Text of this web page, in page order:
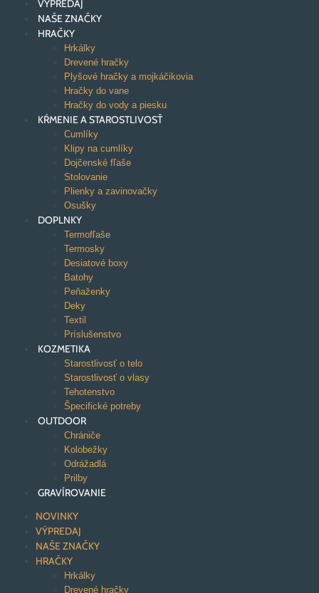
VÝPREDAJ
NAŠE ZNAČKY
HRAČKY
Hrkálky
Drevené hračky
Plyšové hračky a mojkáčikovia
Hračky do vane
Hračky do vody a piesku
KŔMENIE A STAROSTLIVOSŤ
Cumlíky
Klipy na cumlíky
Dojčenské fľaše
Stolovanie
Plienky a zavinovačky
Osušky
DOPLNKY
Termofľaše
Termosky
Desiatové boxy
Batohy
Peňaženky
Deky
Textil
Príslušenstvo
KOZMETIKA
Starostlivosť o telo
Starostlivosť o vlasy
Tehotenstvo
Špecifické potreby
OUTDOOR
Chrániče
Kolobežky
Odrážadlá
Prilby
GRAVÍROVANIE
NOVINKY
VÝPREDAJ
NAŠE ZNAČKY
HRAČKY
Hrkálky
Drevené hračky